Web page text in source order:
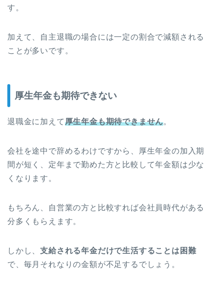
す。
加えて、自主退職の場合には一定の割合で減額される
ことが多いです。
厚生年金も期待できない
退職金に加えて厚生年金も期待できません。
会社を途中で辞めるわけですから、厚生年金の加入期
間が短く、定年まで勤めた方と比較して年金額は少な
くなります。
もちろん、自営業の方と比較すれば会社員時代がある
分多くもらえます。
しかし、支給される年金だけで生活することは困難
で、毎月それなりの金額が不足するでしょう。